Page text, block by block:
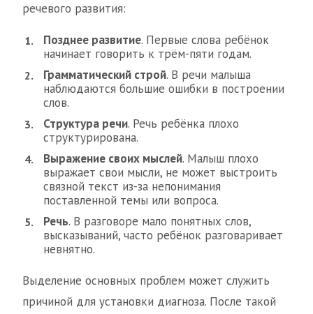
речевого развития:
Позднее развитие. Первые слова ребёнок
начинает говорить к трём-пяти годам.
Грамматический строй. В речи малыша
наблюдаются большие ошибки в построении
слов.
Структура речи. Речь ребёнка плохо
структурирована.
Выражение своих мыслей. Малыш плохо
выражает свои мысли, не может выстроить
связной текст из-за непонимания
поставленной темы или вопроса.
Речь. В разговоре мало понятных слов,
высказываний, часто ребёнок разговаривает
невнятно.
Выделение основных проблем может служить
причиной для установки диагноза. После такой